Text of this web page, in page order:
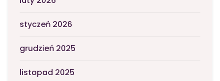
styczeń 2026
grudzień 2025
listopad 2025